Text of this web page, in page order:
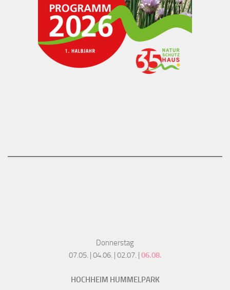
Donnerstag
07.05. | 04.06. | 02.07. | 06.08.
HOCHHEIM HUMMELPARK